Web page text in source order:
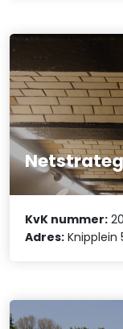
KvK nummer:
Adres: Knipplein